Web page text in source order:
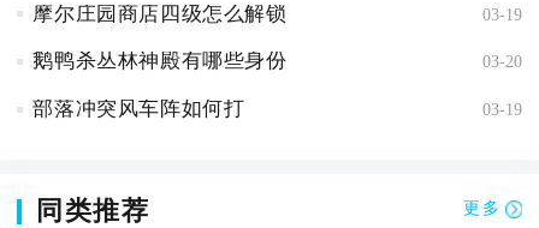
摩尔庄园商店四级怎么解锁 03-19
鹅鸭杀丛林神殿有哪些身份 03-20
部落冲突风车阵如何打 03-19
同类推荐 更多